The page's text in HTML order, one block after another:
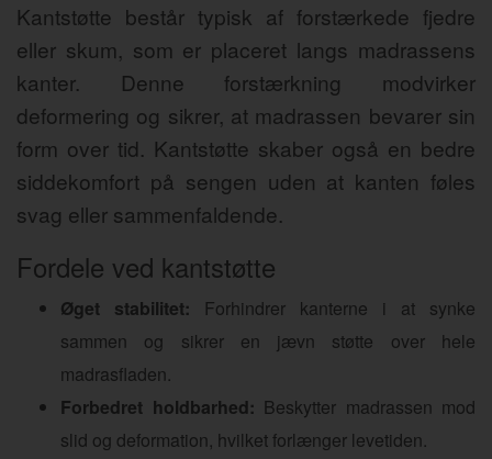
Kantstøtte består typisk af forstærkede fjedre
eller skum, som er placeret langs madrassens
kanter. Denne forstærkning modvirker
deformering og sikrer, at madrassen bevarer sin
form over tid. Kantstøtte skaber også en bedre
siddekomfort på sengen uden at kanten føles
svag eller sammenfaldende.
Fordele ved kantstøtte
Øget stabilitet: Forhindrer kanterne i at synke
sammen og sikrer en jævn støtte over hele
madrasfladen.
Forbedret holdbarhed: Beskytter madrassen mod
slid og deformation, hvilket forlænger levetiden.